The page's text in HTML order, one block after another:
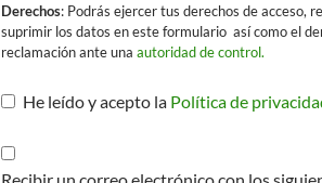
Derechos: Podrás ejercer tus derechos de acceso,
suprimir los datos en este formulario así como el
reclamación ante una autoridad de control.
He leído y acepto la Política de